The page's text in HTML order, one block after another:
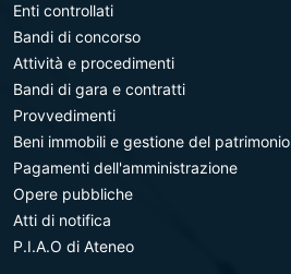
Enti controllati
Bandi di concorso
Attività e procedimenti
Bandi di gara e contratti
Provvedimenti
Beni immobili e gestione del patrimonio
Pagamenti dell'amministrazione
Opere pubbliche
Atti di notifica
P.I.A.O di Ateneo